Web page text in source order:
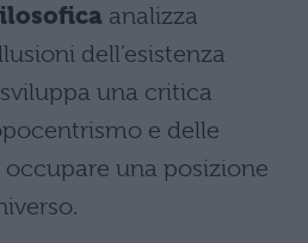
analizza
dell’esistenza
una critica
e delle
una posizione